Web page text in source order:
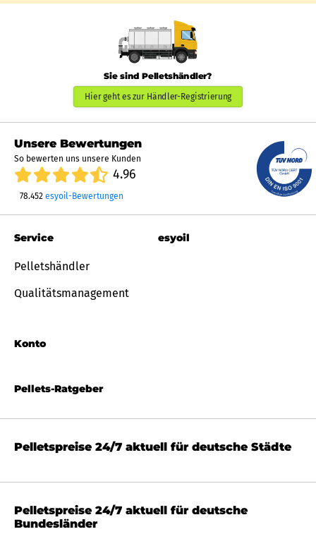
Sie sind Pelletshändler?
Hier geht es zur Händler-Registrierung
Unsere Bewertungen
So bewerten uns unsere Kunden
4.96
78.452 esyoil-Bewertungen
Pellets-Ratgeber
Service
Pelletshändler
Qualitätsmanagement
Konto
esyoil
Pelletspreise 24/7 aktuell für deutsche Städte
Pelletspreise 24/7 aktuell für deutsche
Bundesländer